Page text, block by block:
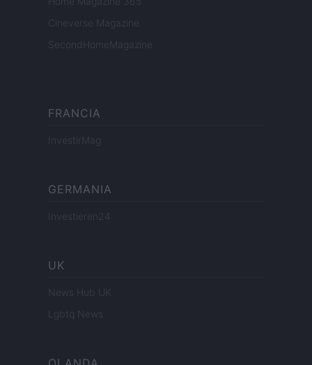
Cineverse Magazine
SecondHomeMagazine
FRANCIA
InvestirMag
GERMANIA
Investieren24
UK
News Hub UK
Lgbtq News